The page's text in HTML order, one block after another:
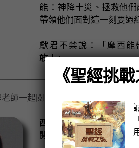
能：神降十災、拯救他
帶領他們面對這一刻要過
獻君不禁說：「摩西能
敢！」
師一起閱讀這聖經故事。
西爾維婭10 歲，住在斯
閱讀和繪畫。
《聖經挑